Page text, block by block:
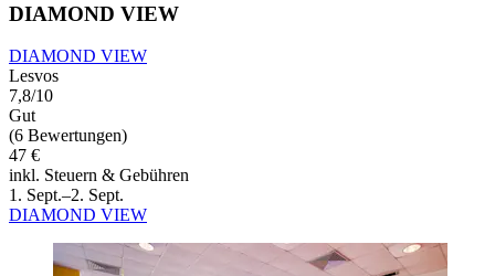
DIAMOND VIEW
DIAMOND VIEW
Lesvos
7,8/10
Gut
(6 Bewertungen)
47 €
inkl. Steuern & Gebühren
1. Sept.–2. Sept.
DIAMOND VIEW